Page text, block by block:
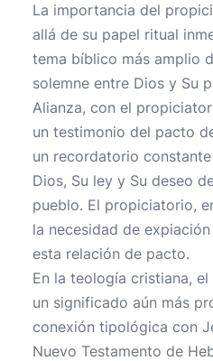
La importancia del
allá de su papel ritual
tema bíblico más amplio
solemne entre Dios y Su
Alianza, con el
un testimonio del pacto
un recordatorio
Dios, Su ley y Su deseo
pueblo. El propiciatorio,
la necesidad de
esta relación de pacto.
En la teología cristiana,
un significado aún más
conexión tipológica con
Nuevo Testamento de